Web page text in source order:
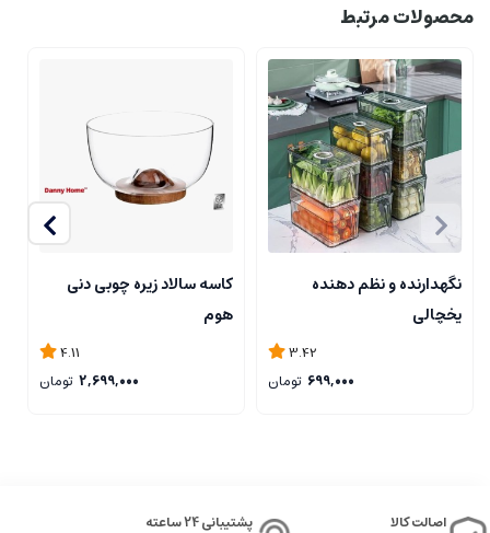
محصولات مرتبط
نگهدارنده و نظم دهنده
یخچالی
3.42
699,000 تومان
کاسه سالاد زیره چوبی دنی
هوم
4.11
2,699,000 تومان
اصالت کالا
پشتیبانی 24 ساعته